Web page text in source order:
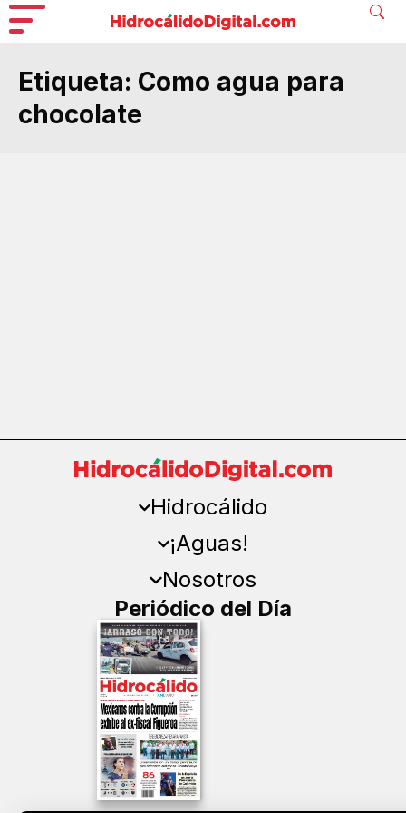
Etiqueta: Como agua para
chocolate
Hidrocálido
¡Aguas!
Nosotros
Periódico del Día